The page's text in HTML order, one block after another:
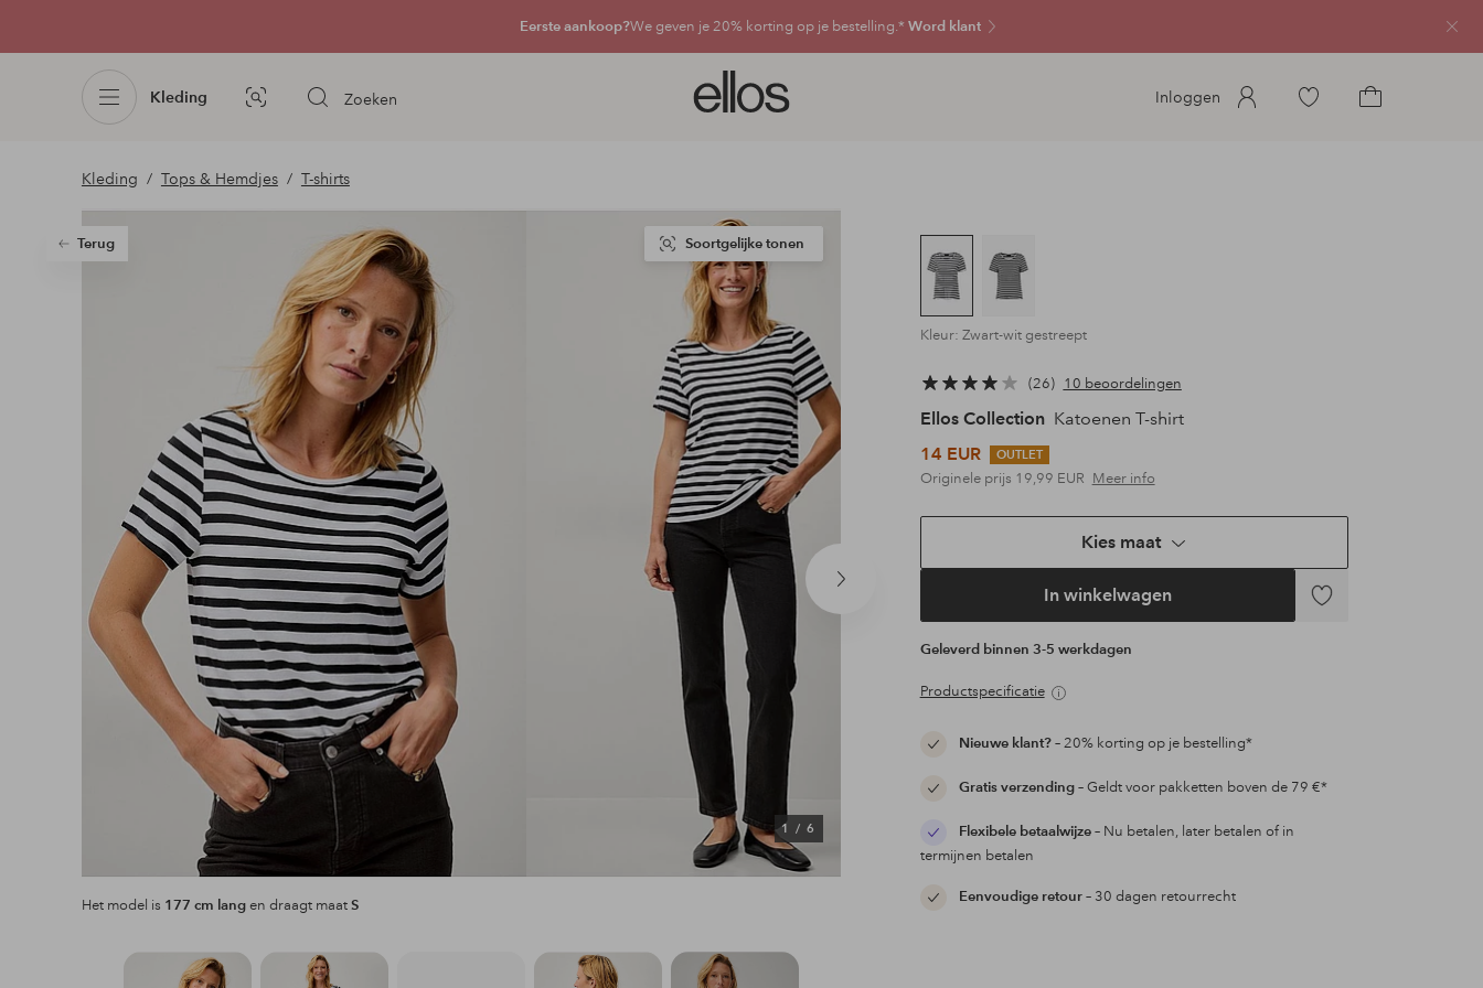
Eerste aankoop?We geven je 20% korting op je bestelling.* Word klant
Kleding
Afbeelding
Zoeken
Ellos
logo
de
voorpagina
Inloggen
Ga
Kleding Tops & Hemdjes T-shirts
Terug
Volgend
1/ 6
Soortgelijke tonen
Het model is 177 cm langen draagt maatS
Kleur: Zwart-wit gestreept
26 10 beoordelingen
Ellos Collection Katoenen T-shirt
14 EUR
OUTLET
Originele prijs 19,99 EUR Meer info
Kies maat
In winkelwagen
Toevoegen
Geleverd binnen 3-5 werkdagen
Productspecificatie
Nieuwe klant?– 20% korting op je bestelling*
Gratis verzending– Geldt voor pakketten boven de 79 €*
Flexibele betaalwijze– Nu betalen, later betalen of in
termijnen betalen
Eenvoudige retour– 30 dagen retourrecht